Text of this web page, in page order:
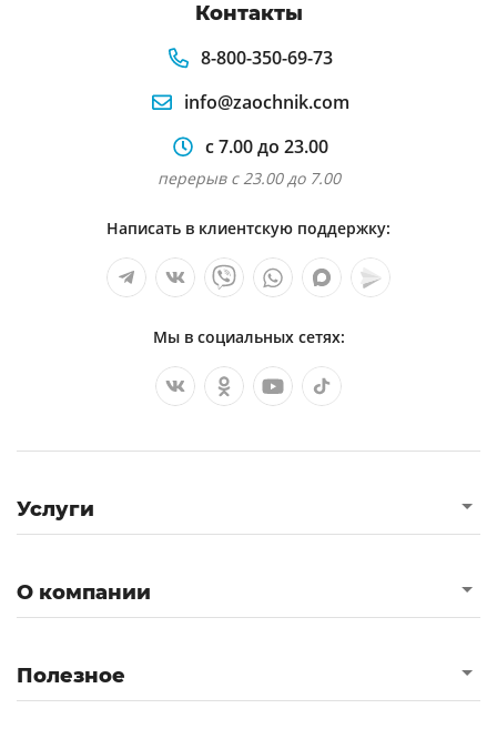
Контакты
8-800-350-69-73
info@zaochnik.com
с 7.00 до 23.00
перерыв с 23.00 до 7.00
Написать в клиентскую поддержку:
Мы в социальных сетях:
Услуги
О компании
Полезное